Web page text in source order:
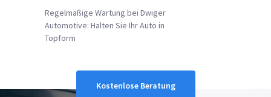
Regelmäßige Wartung bei Dwiger
Automotive: Halten Sie Ihr Auto in
Topform
Kostenlose Beratung